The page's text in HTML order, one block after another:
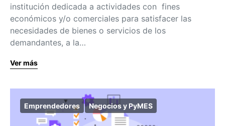
institución dedicada a actividades con fines
económicos y/o comerciales para satisfacer las
necesidades de bienes o servicios de los
demandantes, a la…
Ver más
Emprendedores Negocios y PyMES